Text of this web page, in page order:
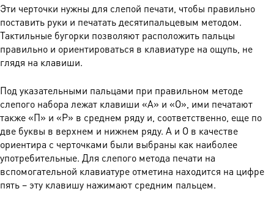
Эти черточки нужны для слепой печати, чтобы правильно
поставить руки и печатать десятипальцевым методом.
Тактильные бугорки позволяют расположить пальцы
правильно и ориентироваться в клавиатуре на ощупь, не
глядя на клавиши.
Под указательными пальцами при правильном методе
слепого набора лежат клавиши «А» и «О», ими печатают
также «П» и «Р» в среднем ряду и, соответственно, еще по
две буквы в верхнем и нижнем ряду. А и О в качестве
ориентира с черточками были выбраны как наиболее
употребительные. Для слепого метода печати на
вспомогательной клавиатуре отметина находится на цифре
пять – эту клавишу нажимают средним пальцем.